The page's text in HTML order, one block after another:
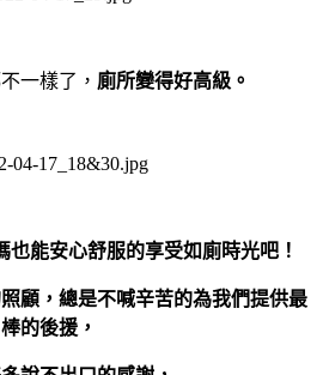
一樣了， 廁所變得好高級。
也能安心舒服的享受如廁時光吧！
顧，總是不喊辛苦的為我們提供最
棒的後援，